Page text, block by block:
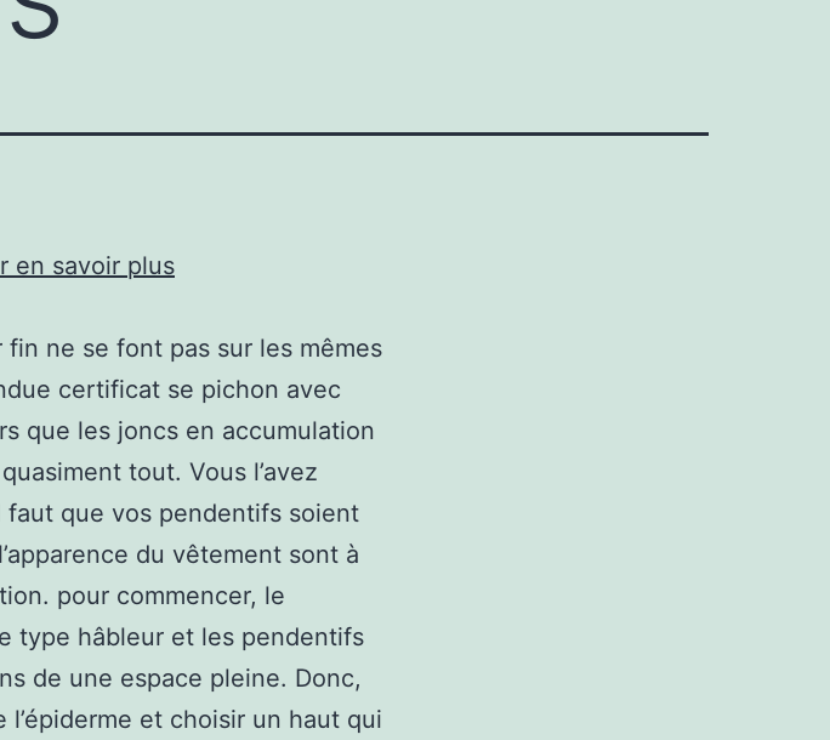
en savoir plus
ne se font pas sur les mêmes
certificat se pichon avec
que les joncs en accumulation
tout. Vous l’avez
que vos pendentifs soient
du vêtement sont à
pour commencer, le
type hâbleur et les pendentifs
de une espace pleine. Donc,
et choisir un haut qui